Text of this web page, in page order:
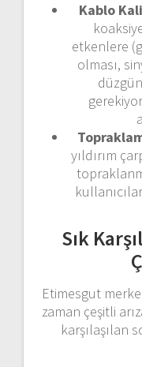
Kablo
etkenlere
olması,
yıldırım
Sık
Etimesgut
zaman çeşitli
karşılaşılan